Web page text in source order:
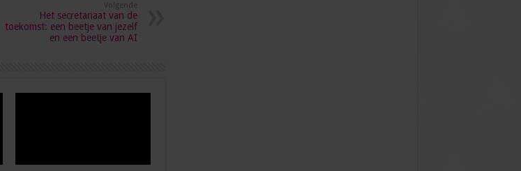
Volgende
Het secretariaat van de
toekomst: een beetje van jezelf
en een beetje van AI